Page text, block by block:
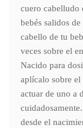
cuero cabelludo
bebés salidos
cabello de tu
veces sobre el
Nacido para
aplícalo sobre el
actuar de uno a
desde el